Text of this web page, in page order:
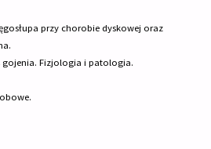
przy chorobie dyskowej oraz
gojenia. Fizjologia i patologia.